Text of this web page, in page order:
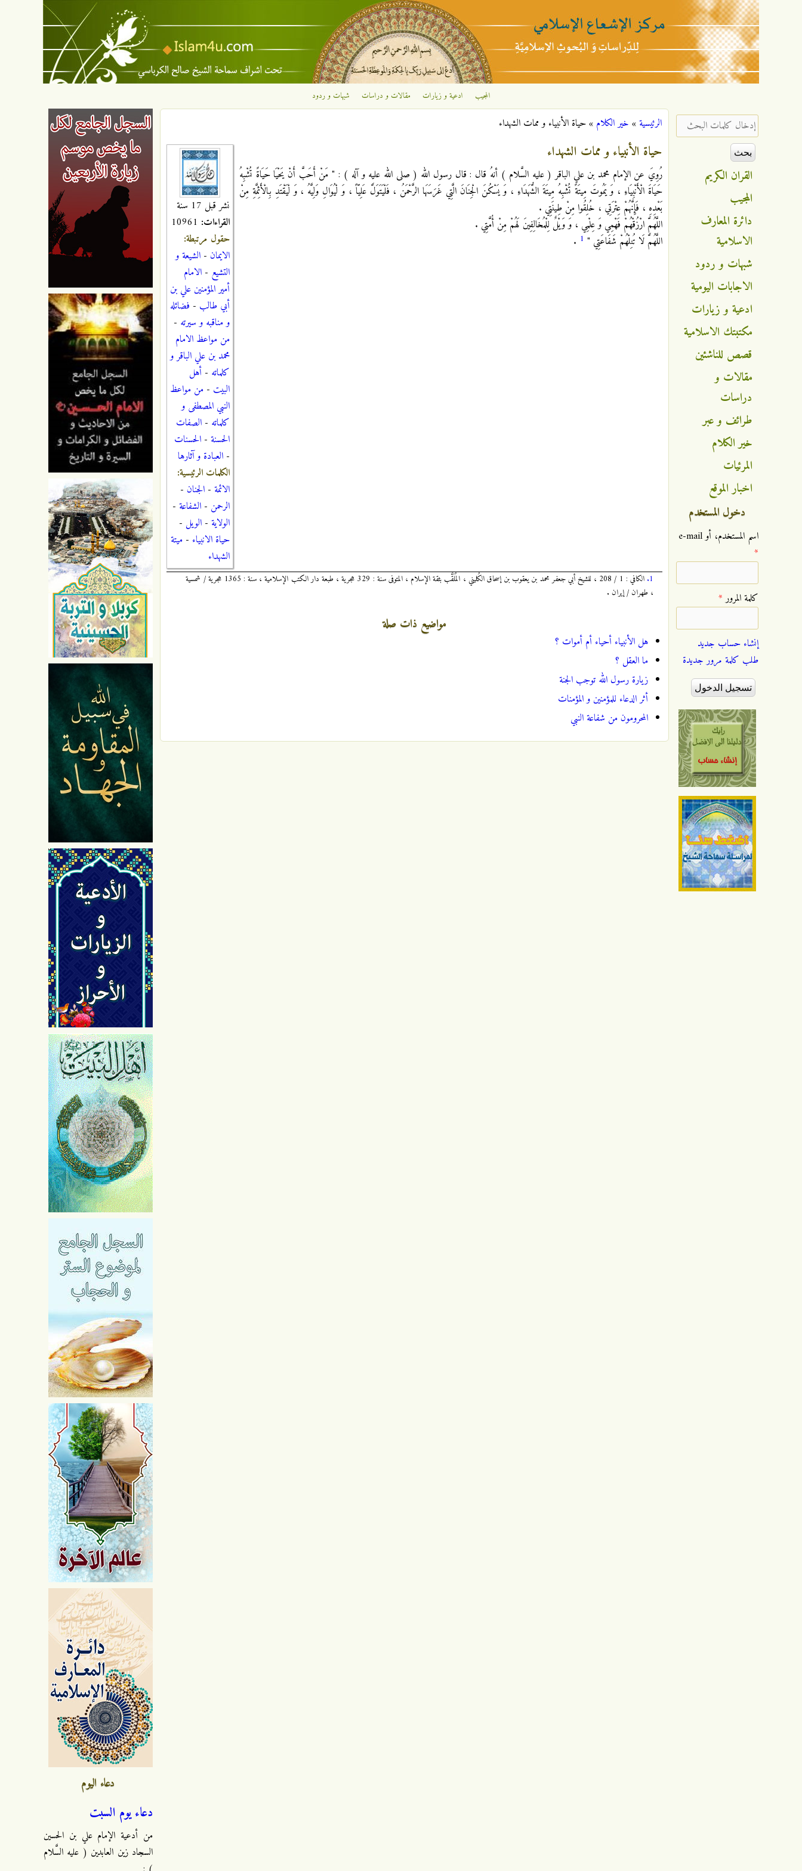
تجاوز إلى المحتوى الرئيسي
الإشعاع
الإسلامي
المجيب ادعية و زيارات مقالات و دراسات شبهات و ردود
أنت هنا
الرئيسية» خير الكلام »حياة الأنبياء و ممات الشهداء
نشر قبل 17 سنة
القراءات:
حقول مرتبطة:
الايمان - الشيعة و
التشيع - الامام
أمير المؤمنين علي بن
أبي طالب - فضائله
و مناقبه و سيرته -
من مواعظ الامام
محمد بن علي الباقر و
كلماته - أهل
البيت - من مواعظ
النبي المصطفى و
كلماته - الصفات
الحسنة - الحسنات
- العبادة و آثارها
الكلمات الرئيسية:
الائمة - الجنان -
الرحمن - الشفاعة -
الولاية - الويل -
حياة الانبياء - ميتة
الشهداء
حياة الأنبياء و ممات الشهداء
رُوِيَ عن الإمام محمد بن علي الباقر ( عليه السَّلام ) أنهُ قال : قال رسول الله ( صلى الله عليه و آله ) : " مَنْ أَحَبَّ أَنْ يَحْيَا حَيَاةً تُشْبِهُ
حَيَاةَ الْأَنْبِيَاءِ ، وَ يَمُوتَ مِيتَةً تُشْبِهُ مِيتَةَ الشُّهَدَاءِ ، وَ يَسْكُنَ الْجِنَانَ الَّتِي غَرَسَهَا الرَّحْمَنُ ، فَلْيَتَوَلَّ عَلِيّاً ، وَ لْيُوَالِ وَلِيَّهُ ، وَ لْيَقْتَدِ بِالْأَئِمَّةِ مِنْ
بَعْدِهِ ، فَإِنَّهُمْ عِتْرَتِي ، خُلِقُوا مِنْ طِينَتِي .
اللَّهُمَّ ارْزُقْهُمْ فَهْمِي وَ عِلْمِي ، وَ وَيْلٌ لِلْمُخَالِفِينَ لَهُمْ مِنْ أُمَّتِي .
اللَّهُمَّ لَا تُنِلْهُمْ شَفَاعَتِي " 1
.
1.
الكافي : 1 / 208 ، للشيخ أبي جعفر محمد بن يعقوب بن إسحاق الكُليني ، المُلَقَّب بثقة الإسلام ، المتوفى سنة : 329 هجرية ، طبعة دار الكتب الإسلامية ، سنة : 1365 هجرية / شمسية
، طهران / إيران .
مواضيع ذات صلة
هل الأنبياء أحياء أم أموات ؟
ما العقل ؟
زيارة رسول الله توجب الجنة
أثر الدعاء للمؤمنين و المؤمنات
المحرومون من شفاعة النبي
دعاء اليوم
دعاء يوم السبت
من أدعية الإمام علي بن الحسين
السجاد زين العابدين ( عليه السَّلام
‏إدخال كلمات البحث ‏
القران الكريم
المجيب
دائرة المعارف
الاسلامية
شبهات و ردود
الاجابات اليومية
ادعية و زيارات
مكتبتك الاسلامية
قصص للناشئين
مقالات و
دراسات
طرائف و عبر
خير الكلام
المرئيات
اخبار الموقع
دخول المستخدم
‏اسم المستخدم، أو e-mail
*
‏كلمة المرور ‏*
إنشاء حساب جديد
طلب كلمة مرور جديدة